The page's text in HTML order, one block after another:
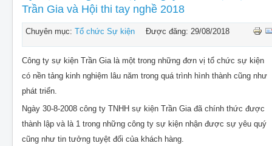
Trần Gia và Hội thi tay nghề 2018
Chuyên mục: Tổ chức Sự kiện Được đăng: 29/08/2018
Công ty sự kiện Trần Gia là một trong những đơn vị tổ chức sự kiện
có nền tảng kinh nghiệm lâu năm trong quá trình hình thành cũng như
phát triển.
Ngày 30-8-2008 công ty TNHH sự kiện Trần Gia đã chính thức được
thành lập và là 1 trong những công ty sự kiện nhận được sự yêu quý
cũng như tin tưởng tuyệt đối của khách hàng.